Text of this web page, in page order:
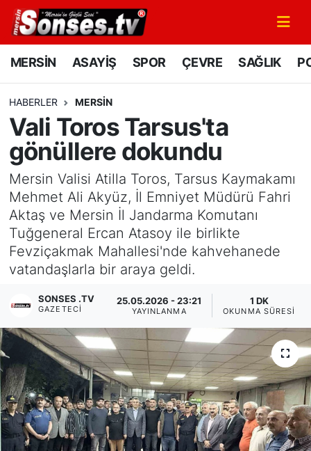
MERSİN ASAYİŞ SPOR ÇEVRE SAĞLIK
HABERLER MERSİN
Vali Toros Tarsus'ta
gönüllere dokundu
Mersin Valisi Atilla Toros, Tarsus Kaymakamı
Mehmet Ali Akyüz, İl Emniyet Müdürü Fahri
Aktaş ve Mersin İl Jandarma Komutanı
Tuğgeneral Ercan Atasoy ile birlikte
Fevziçakmak Mahallesi'nde kahvehanede
vatandaşlarla bir araya geldi.
SONSES .TV
GAZETECI
25.05.2026 - 23:21
YAYINLANMA
1 DK
OKUNMA SÜRESI
MERSİN
SPOR
GÜNÜN MANŞETİ
DÜNYA
KÜLTÜR - SANAT
MAGAZİN
SAĞLIK
Siyaset
YEREL HABER
Haberde insan
Tanıtım
Mersin Nöbetçi Eczaneler
Mersin Namaz Vakitleri
Mersin Trafik Yoğunluk Haritası
Süper Lig Puan Durumu ve Fikstür
Tüm Manşetler
Son Dakika Haberleri
Haber Arşivi